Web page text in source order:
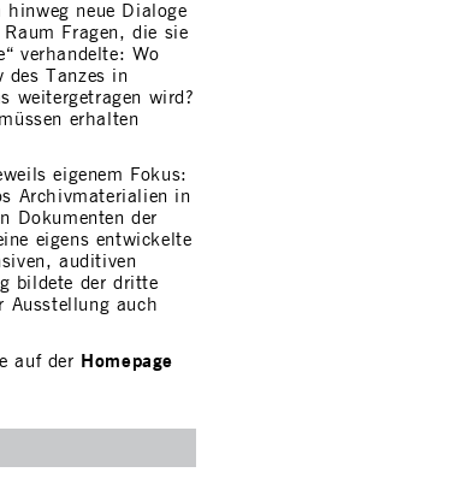
hinweg neue Dialoge
Fragen, die sie
verhandelte: Wo
des Tanzes in
weitergetragen wird?
erhalten
eigenem Fokus:
Archivmaterialien in
Dokumenten der
eigens entwickelte
auditiven
bildete der dritte
Ausstellung auch
auf der Homepage